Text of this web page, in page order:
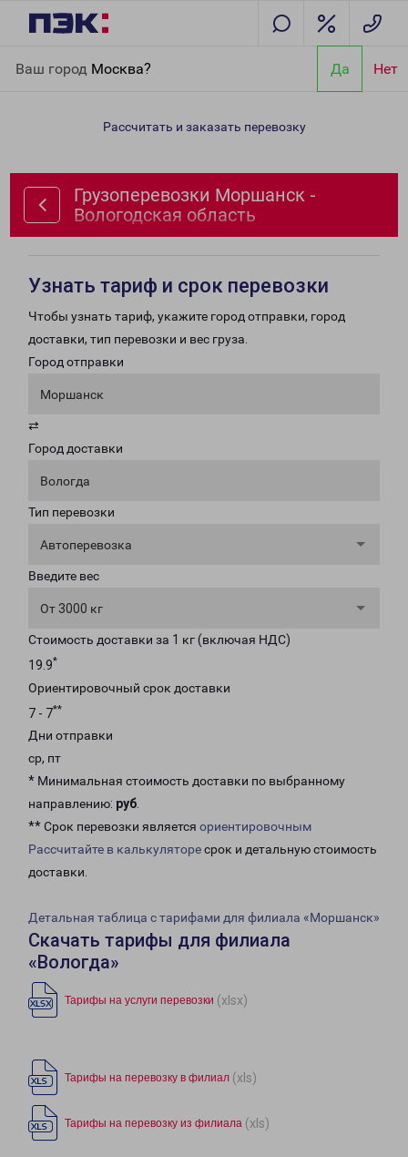
Ваш город Москва? Да Нет
Вологодская область
Рассчитать и заказать перевозку
Грузоперевозки Моршанск -
Вологодская область
Узнать тариф и срок перевозки
Чтобы узнать тариф, укажите город отправки, город
доставки, тип перевозки и вес груза.
Город отправки
Моршанск
⇄
Город доставки
Вологда
Тип перевозки
Автоперевозка
Введите вес
От 3000 кг
Стоимость доставки за 1 кг (включая НДС)
19.9*
Ориентировочный срок доставки
7 - 7**
Дни отправки
ср, пт
* Минимальная стоимость доставки по выбранному
направлению: руб.
** Срок перевозки является ориентировочным
Рассчитайте в калькуляторесрок и детальную стоимость
доставки.
Детальная таблица с тарифами для филиала «Моршанск»
Скачать тарифы для филиала
«Вологда»
Тарифы на услуги перевозки (xlsx)
Тарифы на перевозку в филиал (xls)
Тарифы на перевозку из филиала (xls)